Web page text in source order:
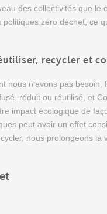
des collectivités que le
zéro déchet, ce
recycler et
n’avons pas besoin,
réduit ou réutilisé, et
impact écologique de
peut avoir un effet
nous prolongeons la